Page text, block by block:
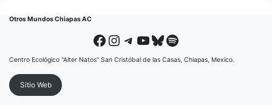
Otros Mundos Chiapas AC
Facebook Instagram Telegram YouTube Bluesky Spotify
Centro Ecológico "Alter Natos" San Cristóbal de las Casas, Chiapas, Mexico.
Sitio Web